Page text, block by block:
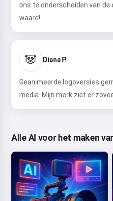
ons te onderscheiden van de
waard!
🐼 Diana P.
Geanimeerde logoversies
media. Mijn merk ziet er
Alle AI voor het maken